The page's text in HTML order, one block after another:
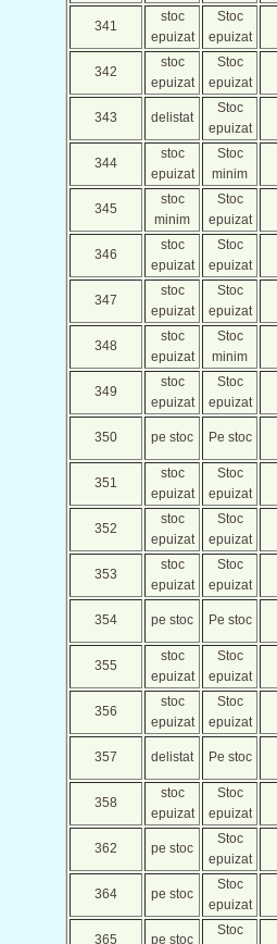
341
stoc
epuizat
Stoc
epuizat
342
stoc
epuizat
Stoc
epuizat
343 delistat
Stoc
epuizat
344
stoc
epuizat
Stoc
minim
345
stoc
minim
Stoc
epuizat
346
stoc
epuizat
Stoc
epuizat
347
stoc
epuizat
Stoc
epuizat
348
stoc
epuizat
Stoc
minim
349
stoc
epuizat
Stoc
epuizat
350 pe stoc Pe stoc
351
stoc
epuizat
Stoc
epuizat
352
stoc
epuizat
Stoc
epuizat
353
stoc
epuizat
Stoc
epuizat
354 pe stoc Pe stoc
355
stoc
epuizat
Stoc
epuizat
356
stoc
epuizat
Stoc
epuizat
357 delistat Pe stoc
358
stoc
epuizat
Stoc
epuizat
362 pe stoc
Stoc
epuizat
364 pe stoc
Stoc
epuizat
365 pe stoc
Stoc